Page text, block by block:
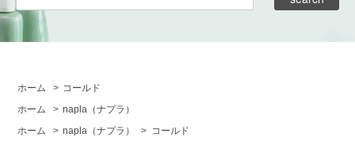
ホーム > コールド
ホーム
> napla （ナプラ）
ホーム
> napla （ナプラ） > コールド